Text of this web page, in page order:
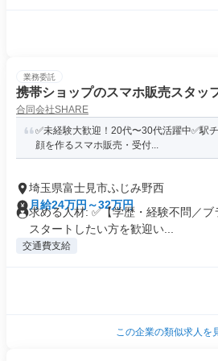
業務委託
携帯ショップのスマホ販売スタッ
合同会社SHARE
✅未経験大歓迎！20代〜30代活躍中✅駅
顔を作るスマホ販売・受付...
埼玉県富士見市ふじみ野西
月給24万円～32万円
求める人材: ✅【学歴・経験不問／
スタートしたい方を歓迎い...
交通費支給
この企業の類似求人を